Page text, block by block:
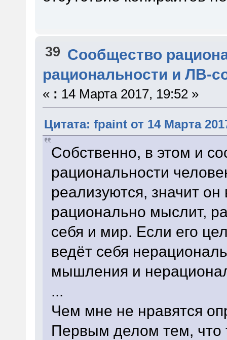
39 Сообщество
рациональности и ЛВ-
« : 14 Марта 2017, 19:52 »
Цитата: fpaint от 14 Марта
Собственно, в этом и
рациональности
реализуются, значит
рационально мыслит,
себя и мир. Если его
ведёт себя
мышления и
...
Чем мне не нравятся
Первым делом тем, что